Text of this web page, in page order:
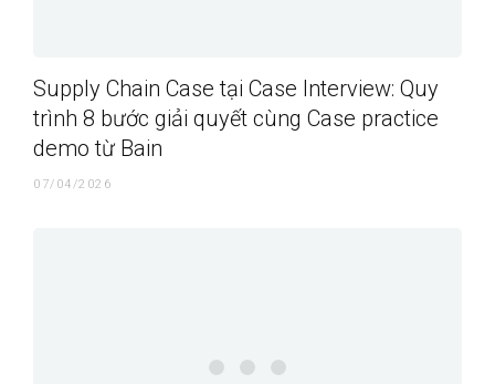
Supply Chain Case tại Case Interview: Quy
trình 8 bước giải quyết cùng Case practice
demo từ Bain
07/04/2026